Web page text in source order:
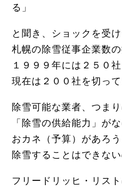
る」
と聞き、ショックを受
札幌の除雪従事企業数の
１９９９年には２５０社
現在は２００社を切って
除雪可能な業者、つま
「除雪の供給能力」が
おカネ（予算）があろう
除雪することはできない
フリードリッヒ・リスト